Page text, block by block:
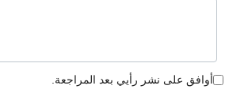
أوافق على نشر رأيي بعد المراجعة.